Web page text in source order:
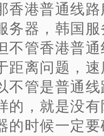
香港普通线
务器，韩国
不管香港普
距离问题，
不管是普通
的，就是没
的时候一定